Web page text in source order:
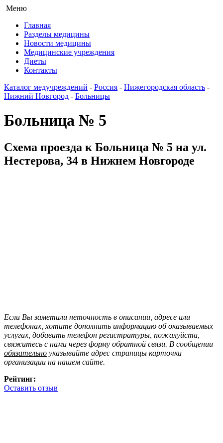
Меню
Главная
Разделы медицины
Новости медицины
Медицинские учреждения
Диеты
Контакты
Каталог медучреждений - Россия - Нижегородская область -
Нижний Новгород - Больницы
Больница № 5
Схема проезда к Больница № 5 на ул.
Нестерова, 34 в Нижнем Новгороде
Если Вы заметили неточность в описании, адресе или
телефонах, хотите дополнить информацию об оказываемых
услугах, добавить телефон регистратуры, пожалуйста,
свяжитесь с нами через форму обратной связи. В сообщении
обязательно указывайте адрес страницы карточки
организации на нашем сайте.
Рейтинг:
Оставить отзыв